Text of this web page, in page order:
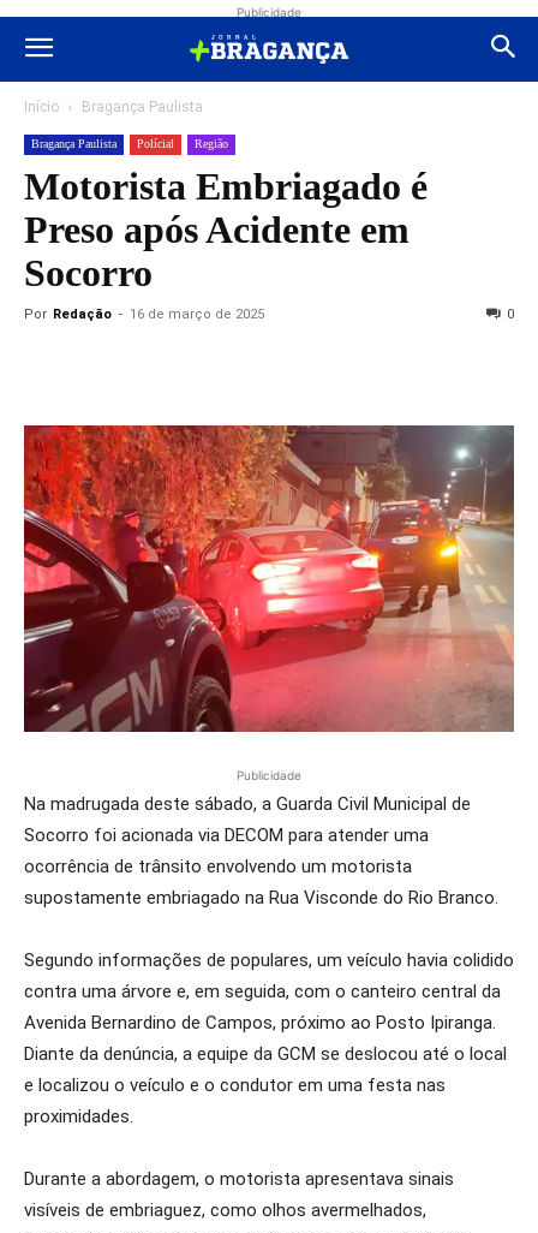
Publicidade
Início Bragança Paulista
Bragança Paulista Polícial Região
Motorista Embriagado é
Preso após Acidente em
Socorro
Por Redação - 16 de março de 2025 0
Publicidade
Na madrugada deste sábado, a Guarda Civil Municipal de
Socorro foi acionada via DECOM para atender uma
ocorrência de trânsito envolvendo um motorista
supostamente embriagado na Rua Visconde do Rio Branco.
Segundo informações de populares, um veículo havia colidido
contra uma árvore e, em seguida, com o canteiro central da
Avenida Bernardino de Campos, próximo ao Posto Ipiranga.
Diante da denúncia, a equipe da GCM se deslocou até o local
e localizou o veículo e o condutor em uma festa nas
proximidades.
Durante a abordagem, o motorista apresentava sinais
visíveis de embriaguez, como olhos avermelhados,